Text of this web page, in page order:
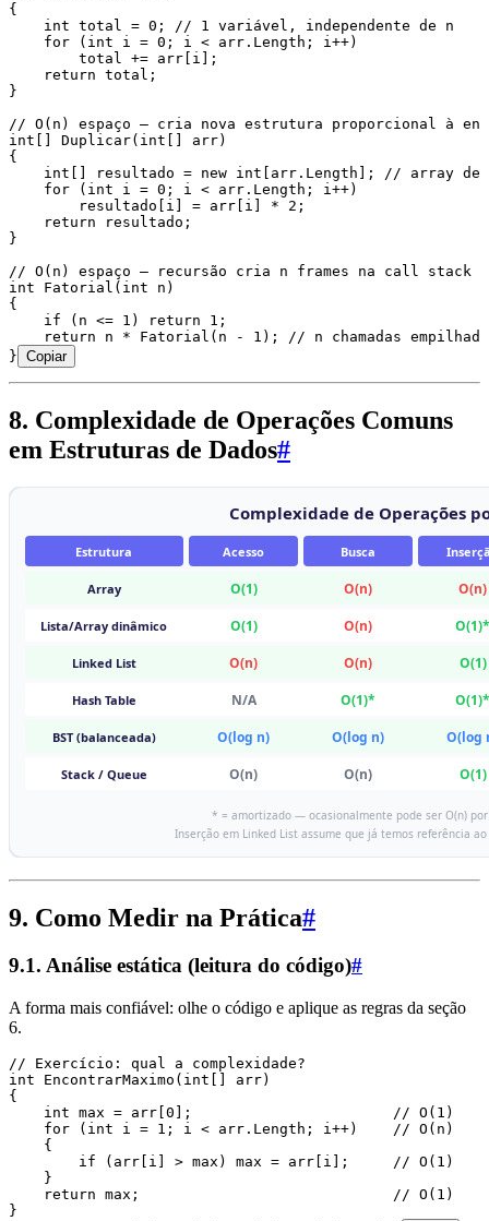
{
    int
total = 0 ;
// 1 variável, independente de n
    for
( int i = 0 ; i < arr . Length ; i ++)
        total
+= arr [i];
    return
total;
}
// O(n) espaço — cria nova estrutura proporcional à
int
Duplicar( int [] arr)
{
    int
[] resultado = new int arr . Length ];
// array de
    for
( int i = 0 ; i < arr . Length ; i ++)
        resultado
[i] = arr [i] * 2 ;
    return
resultado;
}
// O(n) espaço — recursão cria n frames na call stack
int Fatorial ( int n)
{
    if
(n <= 1 ) return 1 ;
    return
n * Fatorial (n - 1 );
// n chamadas
} Copiar
8. Complexidade de Operações Comuns
em Estruturas de Dados#
9. Como Medir na Prática#
9.1. Análise estática (leitura do código)#
A forma mais confiável: olhe o código e aplique as regras da seção
6.
// Exercício: qual a complexidade?
int EncontrarMaximo ( int [] arr)
{
    int
max = arr 0 ]; // O(1)
    for
( int i = 1 ; i < arr . Length ; i++) // O(n)
    {
        if
( arr [i] > max) max = arr [i]; // O(1)
    }
    return
max; // O(1)
}